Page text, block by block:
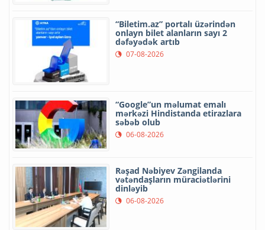
“Biletim.az” portalı üzərindən
onlayn bilet alanların sayı 2
dəfəyədək artıb
07-08-2026
“Google”un məlumat emalı
mərkəzi Hindistanda etirazlara
səbəb olub
06-08-2026
Rəşad Nəbiyev Zəngilanda
vətəndaşların müraciətlərini
dinləyib
06-08-2026